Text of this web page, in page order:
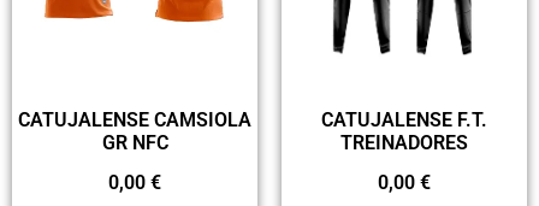
CATUJALENSE CAMSIOLA
GR NFC
0,00 €
CATUJALENSE F.T.
TREINADORES
0,00 €